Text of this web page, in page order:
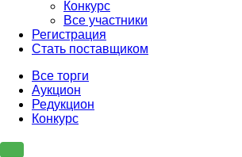
Конкурс
Все участники
Регистрация
Стать поставщиком
Все торги
Аукцион
Редукцион
Конкурс